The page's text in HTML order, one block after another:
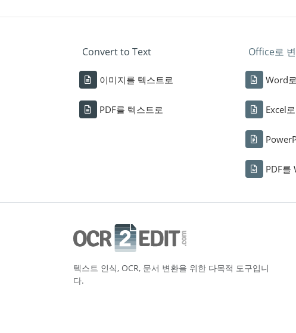
Convert to Text
이미지를 텍스트로
PDF를 텍스트로
Office로
Word
Excel
PDF를
텍스트 인식, OCR, 문서 변환을 위한 다목적 도구입니
다.